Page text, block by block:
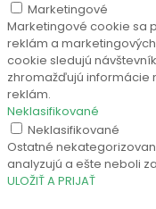
Marketingové
Marketingové cookie sa
reklám a
cookie sledujú
zhromažďujú informácie
reklám.
Neklasifikované
Neklasifikované
Ostatné
analyzujú a ešte neboli
ULOŽIŤ A PRIJAŤ